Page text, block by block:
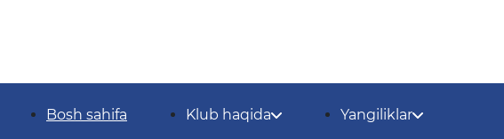
Bosh sahifa Klub haqida Yangiliklar